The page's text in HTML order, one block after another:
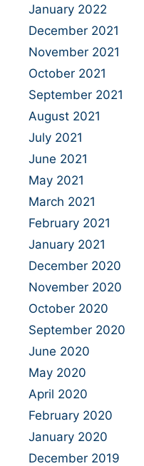
January 2022
December 2021
November 2021
October 2021
September 2021
August 2021
July 2021
June 2021
May 2021
March 2021
February 2021
January 2021
December 2020
November 2020
October 2020
September 2020
June 2020
May 2020
April 2020
February 2020
January 2020
December 2019